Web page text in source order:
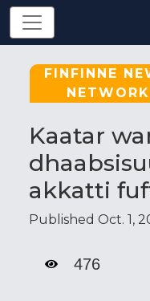
FINFINNE
NETWORK
Kaatar
akkatti
Published Oct. 1,
476